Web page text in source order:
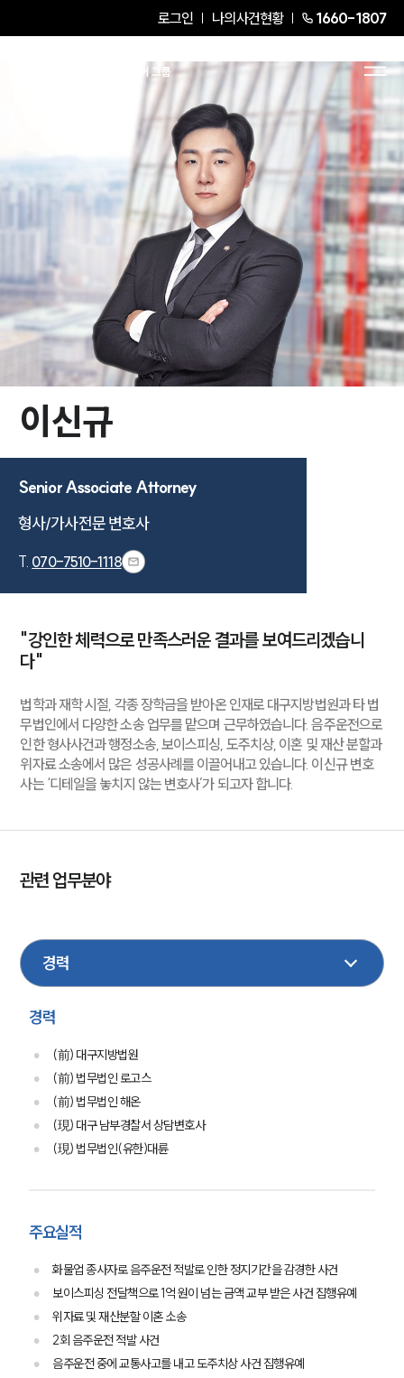
로그인 나의사건현황 1660-1807
Senior Associate Attorney
이신규
Senior Associate Attorney
형사/가사전문 변호사
T. 070-7510-1118
"강인한 체력으로 만족스러운 결과를 보여드리겠습니
다"
법학과 재학 시절, 각종 장학금을 받아온 인재로 대구지방법원과 타 법
무법인에서 다양한 소송 업무를 맡으며 근무하였습니다. 음주운전으로
인한 형사사건과 행정소송, 보이스피싱, 도주치상, 이혼 및 재산 분할과
위자료 소송에서 많은 성공사례를 이끌어내고 있습니다. 이신규 변호
사는 ‘디테일을 놓치지 않는 변호사’가 되고자 합니다.
관련 업무분야
상속
경력
(前) 대구지방법원
(前) 법무법인 로고스
(前) 법무법인 해온
(現) 대구 남부경찰서 상담변호사
(現) 법무법인(유한)대륜
주요실적
화물업 종사자로 음주운전 적발로 인한 정지기간을 감경한 사건
보이스피싱 전달책으로 1억 원이 넘는 금액 교부 받은 사건 집행유예
위자료 및 재산분할 이혼 소송
2회 음주운전 적발 사건
음주운전 중에 교통사고를 내고 도주치상 사건 집행유예